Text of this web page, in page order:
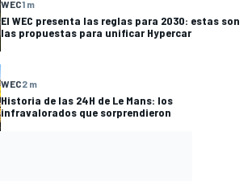
WEC1 m
El WEC presenta las reglas para 2030: estas son
las propuestas para unificar Hypercar
WEC2 m
Historia de las 24H de Le Mans: los
infravalorados que sorprendieron